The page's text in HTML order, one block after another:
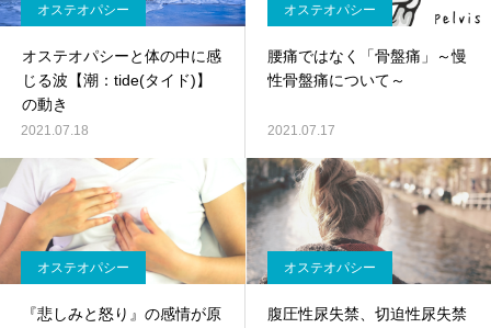
オステオパシー
オステオパシーと体の中に感
じる波【潮：tide(タイド)】
の動き
2021.07.18
オステオパシー
腰痛ではなく「骨盤痛」～慢
性骨盤痛について～
2021.07.17
オステオパシー
『悲しみと怒り』の感情が原
オステオパシー
腹圧性尿失禁、切迫性尿失禁